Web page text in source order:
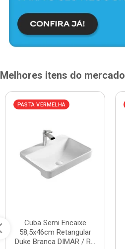
Melhores itens do mercado
PASTA VERMELHA
Cuba Semi Encaixe
58,5x46cm Retangular
Duke Branca DIMAR / R...